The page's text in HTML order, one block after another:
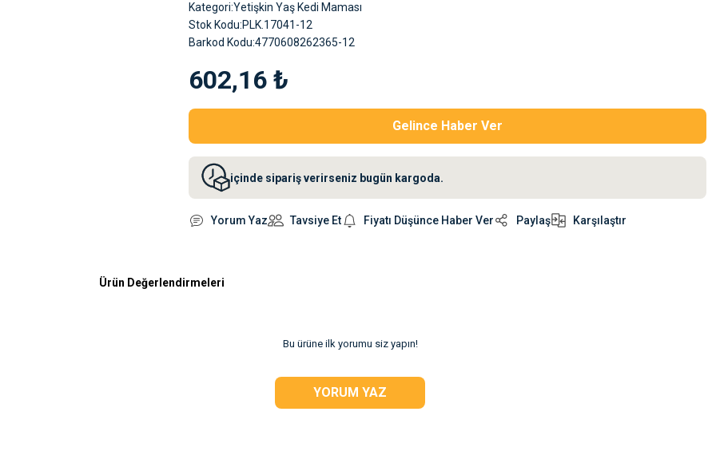
Kategori Yetişkin Yaş Kedi Maması
Stok Kodu PLK.17041-12
Barkod Kodu 4770608262365-12
602,16 ₺
Gelince Haber Ver
içinde sipariş verirseniz bugün kargoda.
Yorum Yaz Tavsiye Et Fiyatı Düşünce Haber Ver Paylaş Karşılaştır
Ürün Değerlendirmeleri
Bu ürüne ilk yorumu siz yapın!
YORUM YAZ